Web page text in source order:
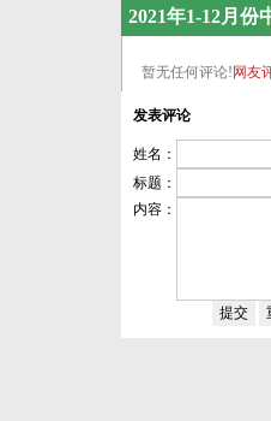
2021年1-12月份
暂无任何评论! 网友
发表评论
姓名：
标题：
内容：